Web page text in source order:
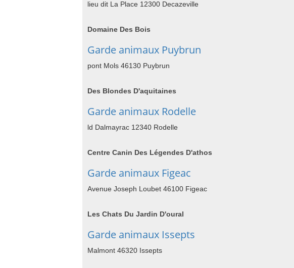
lieu dit La Place 12300 Decazeville
Domaine Des Bois
Garde animaux Puybrun
pont Mols 46130 Puybrun
Des Blondes D'aquitaines
Garde animaux Rodelle
ld Dalmayrac 12340 Rodelle
Centre Canin Des Légendes D'athos
Garde animaux Figeac
Avenue Joseph Loubet 46100 Figeac
Les Chats Du Jardin D'oural
Garde animaux Issepts
Malmont 46320 Issepts